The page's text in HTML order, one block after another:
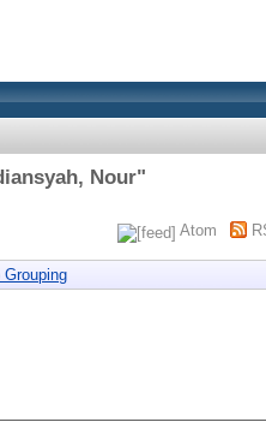
Nour"
Atom
Grouping